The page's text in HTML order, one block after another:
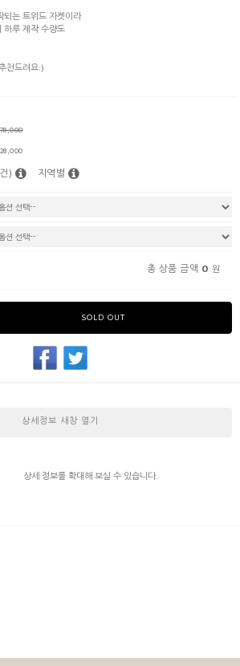
는 트위드 자켓이라
하루 제작 수량도
천드려요:)
) 지역별
총 상품 금액 0 원
SOLD OUT
상세정보 새창 열기
상세 정보를 확대해 보실 수 있습니다.